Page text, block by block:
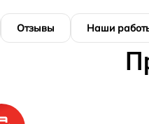
Отзывы Наши